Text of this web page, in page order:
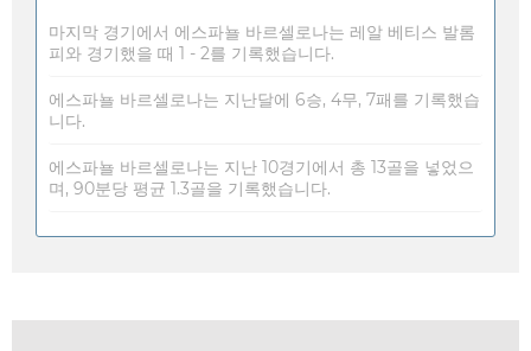
마지막 경기에서 에스파뇰 바르셀로나는 레알 베티스 발롬
피와 경기했을 때 1 - 2를 기록했습니다.
에스파뇰 바르셀로나는 지난달에 6승, 4무, 7패를 기록했습
니다.
에스파뇰 바르셀로나는 지난 10경기에서 총 13골을 넣었으
며, 90분당 평균 1.3골을 기록했습니다.